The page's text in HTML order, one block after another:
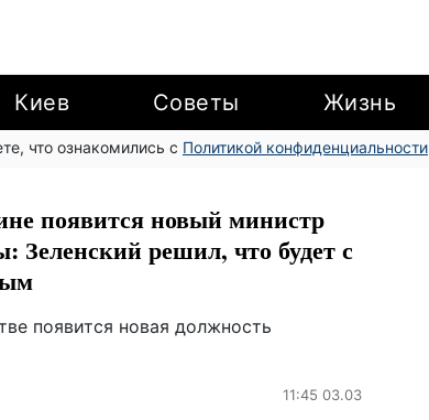
Киев Советы Жизнь
что ознакомились с Политикой конфиденциальности
появится новый министр
Зеленский решил, что будет с
появится новая должность
11:45 03.03